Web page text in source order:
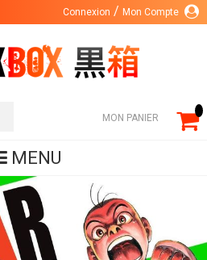
Connexion Mon Compte
MON PANIER
MENU